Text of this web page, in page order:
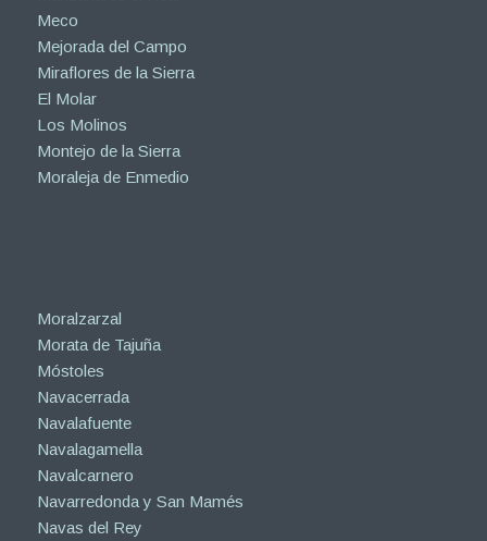
Meco
Mejorada del Campo
Miraflores de la Sierra
El Molar
Los Molinos
Montejo de la Sierra
Moraleja de Enmedio
Moralzarzal
Morata de Tajuña
Móstoles
Navacerrada
Navalafuente
Navalagamella
Navalcarnero
Navarredonda y San Mamés
Navas del Rey